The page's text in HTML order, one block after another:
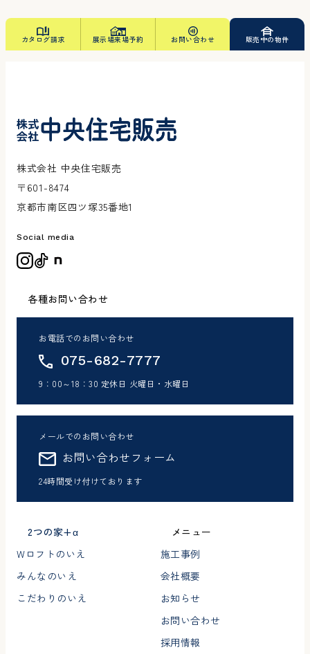
カタログ請求 展示場来場予約 お問い合わせ 販売中の物件
株式会社 中央住宅販売
〒601-8474
京都市南区四ツ塚35番地1
Social media
各種お問い合わせ
お電話でのお問い合わせ
075-682-7777
9：00～18：30 定休日 火曜日・水曜日
メールでのお問い合わせ
お問い合わせフォーム
24時間受け付けております
2つの家+α
Wロフトのいえ
みんなのいえ
こだわりのいえ
メニュー
施工事例
会社概要
お知らせ
お問い合わせ
採用情報